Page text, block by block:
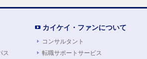
ス
カイケイ・ファンについて
コンサルタント
転職サポートサービス